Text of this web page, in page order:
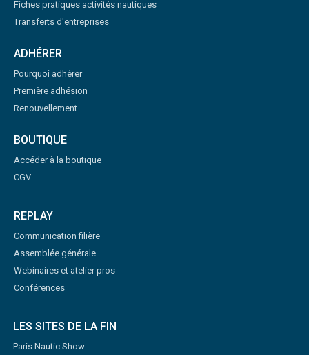
Fiches pratiques activités nautiques
Transferts d'entreprises
ADHÉRER
Pourquoi adhérer
Première adhésion
Renouvellement
BOUTIQUE
Accéder à la boutique
CGV
REPLAY
Communication filière
Assemblée générale
Webinaires et atelier pros
Conférences
LES SITES DE LA FIN
Paris Nautic Show